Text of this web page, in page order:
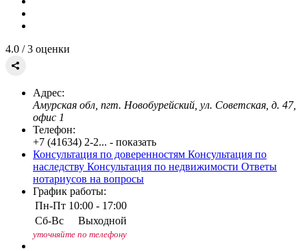
4.0 / 3 оценки
Адрес:
Амурская обл, пгт. Новобурейский, ул. Советская, д. 47,
офис 1
Телефон:
+7 (41634) 2-2... - показать
Консультация по доверенностям Консультация по
наследству Консультация по недвижимости Ответы
нотариусов на вопросы
График работы:
Пн-Пт 10:00 - 17:00
Сб-Вс
Выходной
уточняйте по телефону